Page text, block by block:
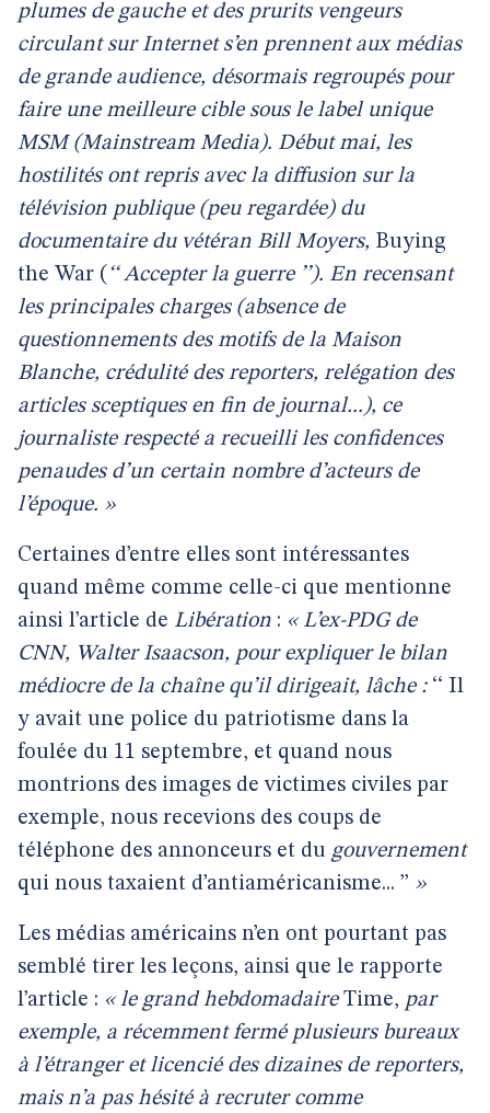
plumes de gauche et des prurits vengeurs
circulant sur Internet s’en prennent aux médias
de grande audience, désormais regroupés pour
faire une meilleure cible sous le label unique
MSM (Mainstream Media). Début mai, les
hostilités ont repris avec la diffusion sur la
télévision publique (peu regardée) du
documentaire du vétéran Bill Moyers, Buying
the War ( ‘‘ Accepter la guerre ’’). En recensant
les principales charges (absence de
questionnements des motifs de la Maison
Blanche, crédulité des reporters, relégation des
articles sceptiques en fin de journal...), ce
journaliste respecté a recueilli les confidences
penaudes d’un certain nombre d’acteurs de
l’époque. »
Certaines d’entre elles sont intéressantes
quand même comme celle-ci que mentionne
ainsi l’article de Libération : « L’ex-PDG de
CNN, Walter Isaacson, pour expliquer le bilan
médiocre de la chaîne qu’il dirigeait, lâche : ‘‘ Il
y avait une police du patriotisme dans la
foulée du 11 septembre, et quand nous
montrions des images de victimes civiles par
exemple, nous recevions des coups de
téléphone des annonceurs et du gouvernement
qui nous taxaient d’antiaméricanisme... ’’ »
Les médias américains n’en ont pourtant pas
semblé tirer les leçons, ainsi que le rapporte
l’article : « le grand hebdomadaire Time, par
exemple, a récemment fermé plusieurs bureaux
à l’étranger et licencié des dizaines de reporters,
mais n’a pas hésité à recruter comme